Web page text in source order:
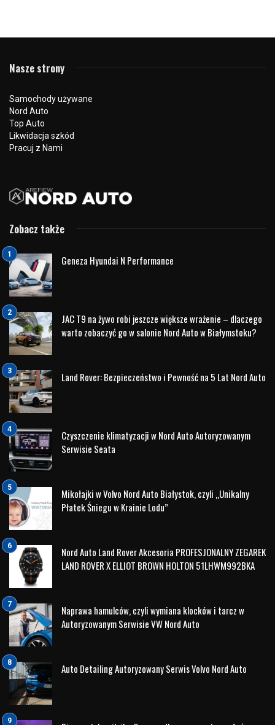
Hyundai wprowadza nowy program
samochodów używanych
Promise
nowych standardów w punktach dealerskich w całej
Europie, by zapewnić satysfakcję Klientów na
najwyższym poziomie
Samochody oferowane w ramach programuHyundai
Promisenie będą starsze niż 5 lat oraz będą posiadały
minimum 24 miesiące gwarancji
Hyundai ma zamiar dostosować program także do
oczekiwań Klientów zainteresowanych zakupem
pojazdów ekologicznych
Samochody oferowane w ramach programu
Promise nie będą starsze niż 5 lat oraz będą posiadały
minimum 24 miesiące gwarancji.